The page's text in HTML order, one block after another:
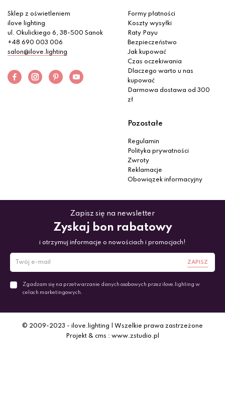
Sklep z oświetleniem
ilove lighting
ul. Okulickiego 6, 38-500 Sanok
+48 690 003 006
salon@ilove.lighting
Formy płatności
Koszty wysyłki
Raty Payu
Bezpieczeństwo
Jak kupować
Czas oczekiwania
Dlaczego warto u nas
kupować
Darmowa dostawa od 300
zł
Pozostałe
Regulamin
Polityka prywatności
Zwroty
Reklamacje
Obowiązek informacyjny
Zapisz się na newsletter
Zyskaj bon rabatowy
i otrzymuj informacje o nowościach i promocjach!
ZAPISZ
Zgadzam się na przetwarzanie danych osobowych przez ilove.lighting w
celach marketingowych.
© 2009-2023 - ilove.lighting | Wszelkie prawa zastrzeżone
Projekt & cms : www.zstudio.pl